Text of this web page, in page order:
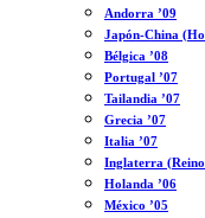
Andorra ’09
Japón-China
Bélgica ’08
Portugal ’07
Tailandia ’07
Grecia ’07
Italia ’07
Inglaterra
Holanda ’06
México ’05